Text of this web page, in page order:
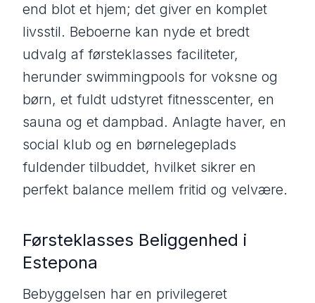
end blot et hjem; det giver en komplet
livsstil. Beboerne kan nyde et bredt
udvalg af førsteklasses faciliteter,
herunder swimmingpools for voksne og
børn, et fuldt udstyret fitnesscenter, en
sauna og et dampbad. Anlagte haver, en
social klub og en børnelegeplads
fuldender tilbuddet, hvilket sikrer en
perfekt balance mellem fritid og velvære.
Førsteklasses Beliggenhed i
Estepona
Bebyggelsen har en privilegeret